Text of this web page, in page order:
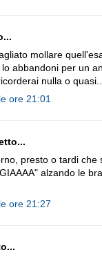
mollare
abbandoni per un
nulla o quasi...
ore 21:01
presto o tardi
alzando le
ore 21:27